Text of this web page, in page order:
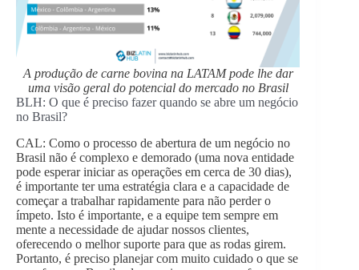
A produção de carne bovina na LATAM pode lhe dar
uma visão geral do potencial do mercado no Brasil
BLH: O que é preciso fazer quando se abre um negócio
no Brasil?
CAL: Como o processo de abertura de um negócio no
Brasil não é complexo e demorado (uma nova entidade
pode esperar iniciar as operações em cerca de 30 dias),
é importante ter uma estratégia clara e a capacidade de
começar a trabalhar rapidamente para não perder o
ímpeto. Isto é importante, e a equipe tem sempre em
mente a necessidade de ajudar nossos clientes,
oferecendo o melhor suporte para que as rodas girem.
Portanto, é preciso planejar com muito cuidado o que se